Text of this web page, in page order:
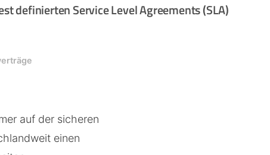
definierten Service Level Agreements (SLA)
auf der sicheren
einen